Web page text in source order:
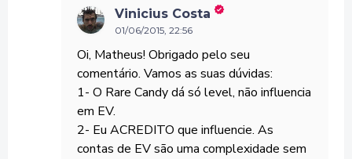
Vinicius Costa
01/06/2015, 22:56
Oi, Matheus! Obrigado pelo seu
comentário. Vamos as suas dúvidas:
1- O Rare Candy dá só level, não influencia
em EV.
2- Eu ACREDITO que influencie. As
contas de EV são uma complexidade sem